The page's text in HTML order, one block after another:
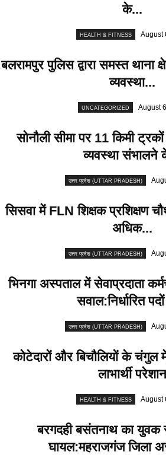
के...
HEALTH & FITNESS August
बलरामपुर पुलिस द्वारा समस्त थाना
व्यवस्था...
UNCATEGORIZED August
सोनौली सीमा पर 11 किमी
व्यवस्था संभालने
उत्तर प्रदेश (UTTAR PRADESH)
सिसवा में FLN शिक्षक प्रशिक्षण
अधिक...
उत्तर प्रदेश (UTTAR PRADESH)
भिनगा अस्पताल में सेवाप्रदाता
सवाल:निर्धारित
उत्तर प्रदेश (UTTAR PRADESH)
कोटेदारों और बिचौलियों के चंगुल
लाभार्थी परेशान
HEALTH & FITNESS August
बरगदही बसंतनाथ का
घायल:महराजगंज जिला